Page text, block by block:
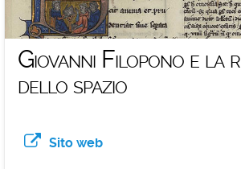
Giovanni Filopono e la
dello spazio
Sito web